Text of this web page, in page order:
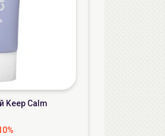
Keep Calm